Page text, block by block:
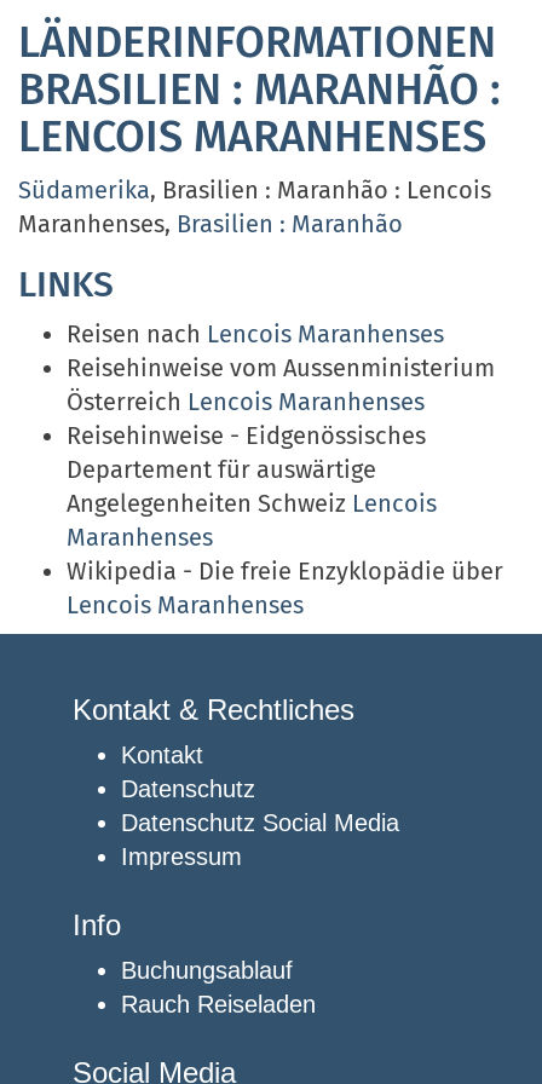
LÄNDERINFORMATIONEN
BRASILIEN : MARANHÃO :
LENCOIS MARANHENSES
Südamerika, Brasilien : Maranhão : Lencois
Maranhenses, Brasilien : Maranhão
LINKS
Reisen nach Lencois Maranhenses
Reisehinweise vom Aussenministerium
Österreich Lencois Maranhenses
Reisehinweise - Eidgenössisches
Departement für auswärtige
Angelegenheiten Schweiz Lencois
Maranhenses
Wikipedia - Die freie Enzyklopädie über
Lencois Maranhenses
Kontakt & Rechtliches
Kontakt
Datenschutz
Datenschutz Social Media
Impressum
Info
Buchungsablauf
Rauch Reiseladen
Social Media